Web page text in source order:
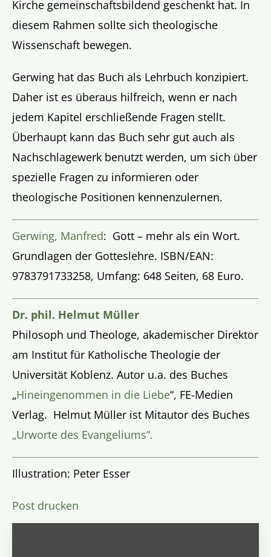
Kirche gemeinschaftsbildend geschenkt hat. In
diesem Rahmen sollte sich theologische
Wissenschaft bewegen.
Gerwing hat das Buch als Lehrbuch konzipiert.
Daher ist es überaus hilfreich, wenn er nach
jedem Kapitel erschließende Fragen stellt.
Überhaupt kann das Buch sehr gut auch als
Nachschlagewerk benutzt werden, um sich über
spezielle Fragen zu informieren oder
theologische Positionen kennenzulernen.
Gerwing, Manfred: Gott – mehr als ein Wort.
Grundlagen der Gotteslehre. ISBN/EAN:
9783791733258, Umfang: 648 Seiten, 68 Euro.
Dr. phil. Helmut Müller
Philosoph und Theologe, akademischer Direktor
am Institut für Katholische Theologie der
Universität Koblenz. Autor u.a. des Buches
„Hineingenommen in die Liebe“, FE-Medien
Verlag. Helmut Müller ist Mitautor des Buches
„Urworte des Evangeliums“.
Illustration: Peter Esser
Post drucken